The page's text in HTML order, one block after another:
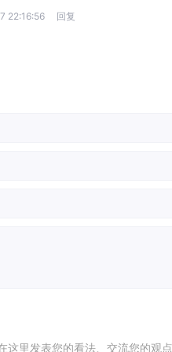
22:16:56 回复
这里发表您的看法、交流您的观